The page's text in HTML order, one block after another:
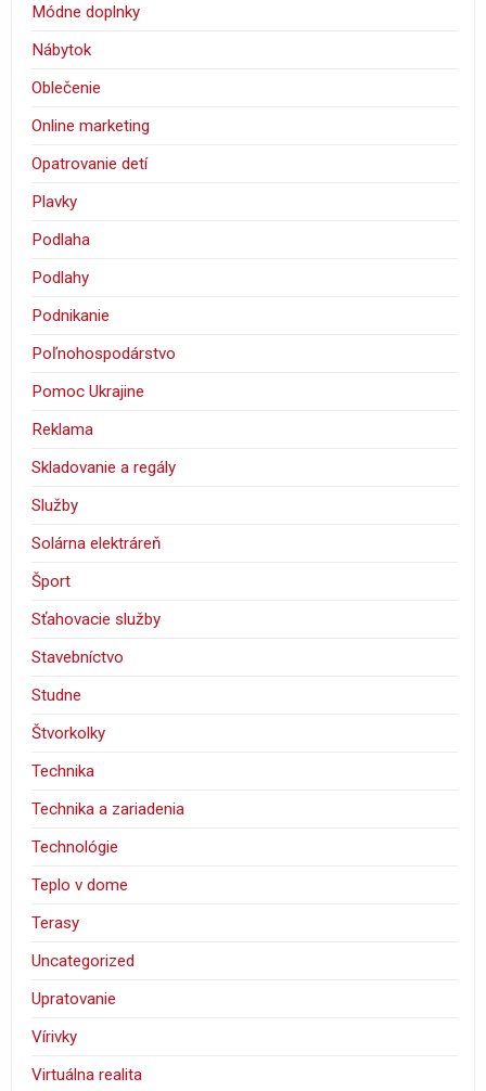
Módne doplnky
Nábytok
Oblečenie
Online marketing
Opatrovanie detí
Plavky
Podlaha
Podlahy
Podnikanie
Poľnohospodárstvo
Pomoc Ukrajine
Reklama
Skladovanie a regály
Služby
Solárna elektráreň
Šport
Sťahovacie služby
Stavebníctvo
Studne
Štvorkolky
Technika
Technika a zariadenia
Technológie
Teplo v dome
Terasy
Uncategorized
Upratovanie
Vírivky
Virtuálna realita